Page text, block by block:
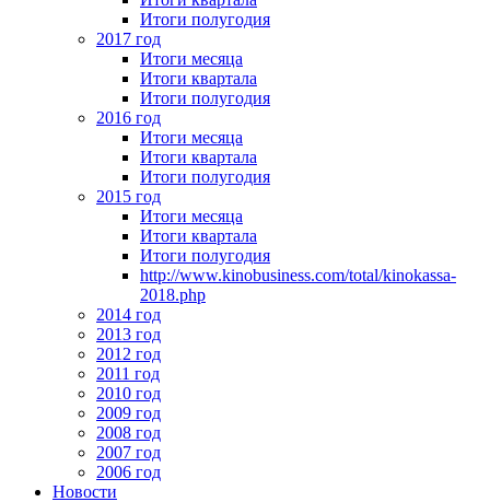
Итоги полугодия
2017 год
Итоги месяца
Итоги квартала
Итоги полугодия
2016 год
Итоги месяца
Итоги квартала
Итоги полугодия
2015 год
Итоги месяца
Итоги квартала
Итоги полугодия
http://www.kinobusiness.com/total/kinokassa-
2018.php
2014 год
2013 год
2012 год
2011 год
2010 год
2009 год
2008 год
2007 год
2006 год
Новости